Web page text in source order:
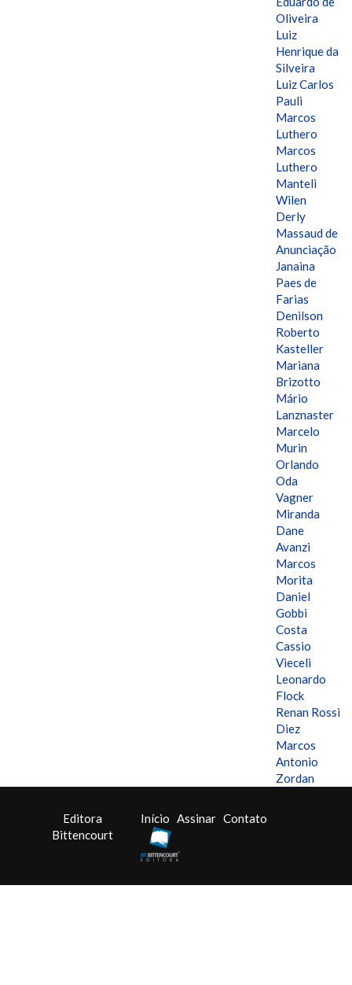
Oliveira
Luiz
Henrique da
Silveira
Luiz Carlos
Pauli
Marcos
Luthero
Marcos
Luthero
Manteli
Wilen
Derly
Massaud de
Anunciação
Janaina
Paes de
Farias
Denilson
Roberto
Kasteller
Mariana
Brizotto
Mário
Lanznaster
Marcelo
Murin
Orlando
Oda
Vagner
Miranda
Dane
Avanzi
Marcos
Morita
Daniel
Gobbi
Costa
Cassio
Vieceli
Leonardo
Flock
Renan Rossi
Diez
Marcos
Antonio
Zordan
Editora
Bittencourt
Início Assinar Contato